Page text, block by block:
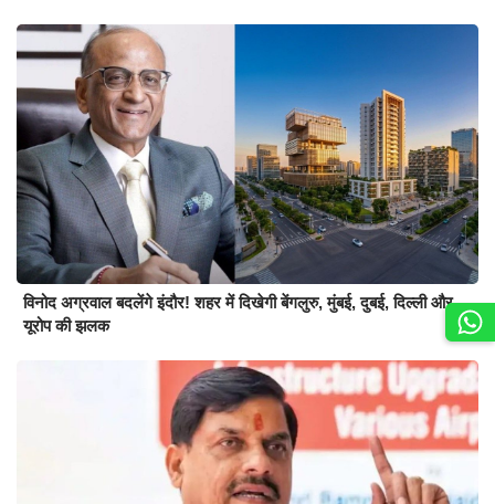
विनोद अग्रवाल बदलेंगे इंदौर! शहर में दिखेगी बेंगलुरु, मुंबई, दुबई, दिल्ली और
यूरोप की झलक